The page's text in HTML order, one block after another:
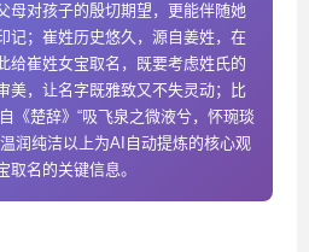
母对孩子的殷切期望，更能伴随她
记；崔姓历史悠久，源自姜姓，在
给崔姓女宝取名，既要考虑姓氏的
美，让名字既雅致又不失灵动；比
《楚辞》“吸飞泉之微液兮，怀琬琰
润纯洁以上为AI自动提炼的核心观
取名的关键信息。